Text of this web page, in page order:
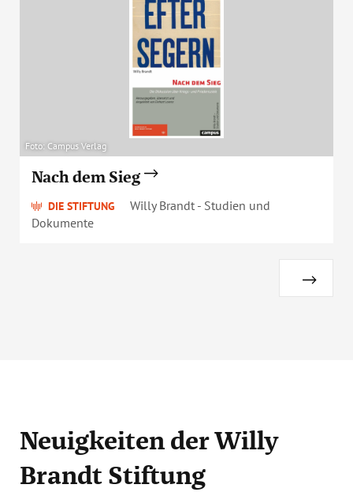
Foto: Campus Verlag
Nach dem Sieg
DIE STIFTUNG
Willy Brandt - Studien und
Dokumente
Neuigkeiten der Willy
Brandt Stiftung